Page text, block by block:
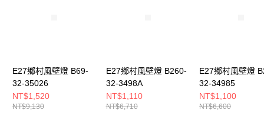
３．未成年的使用者請事先徵得法定代理人或監護人之同意方可使用
「AFTEE先享後付」，若未經同意申辦者引起之損失，本公司不負相關責
任。
４．使用「AFTEE先享後付」時，將依據個別帳號之用戶狀況，依本公司即
時審查核予不同之上限額度；若仍有額度不足之情形，本公司將視審查結果
E27鄉村風壁燈 B69-
32-35026
NT$1,520
NT$9,130
E27鄉村風壁燈 B260-
32-3498A
NT$1,110
NT$6,710
E27鄉村風壁燈
32-34985
NT$1,100
NT$6,600